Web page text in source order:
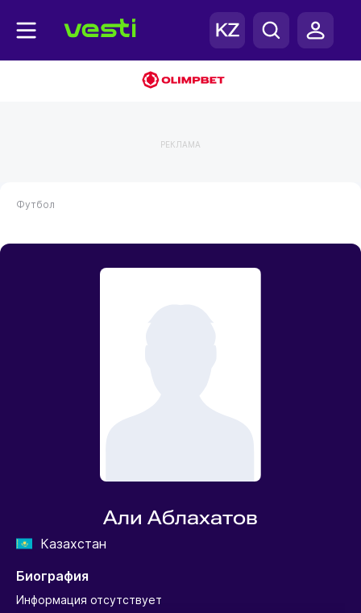
РЕКЛАМА
Футбол
Али Аблахатов
Казахстан
Биография
Информация отсутствует